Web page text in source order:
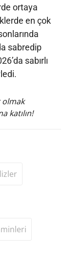
ortaya
en çok
sabredip
sabırlı
olmak
katılın!